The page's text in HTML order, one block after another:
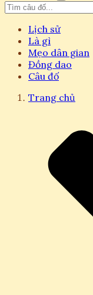
Lịch sử
Là gì
Mẹo dân gian
Đồng dao
Câu đố
Trang chủ